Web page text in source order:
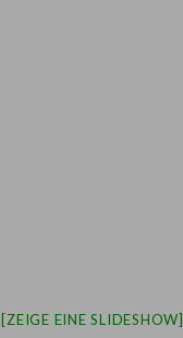
[ZEIGE EINE SLIDESHOW]